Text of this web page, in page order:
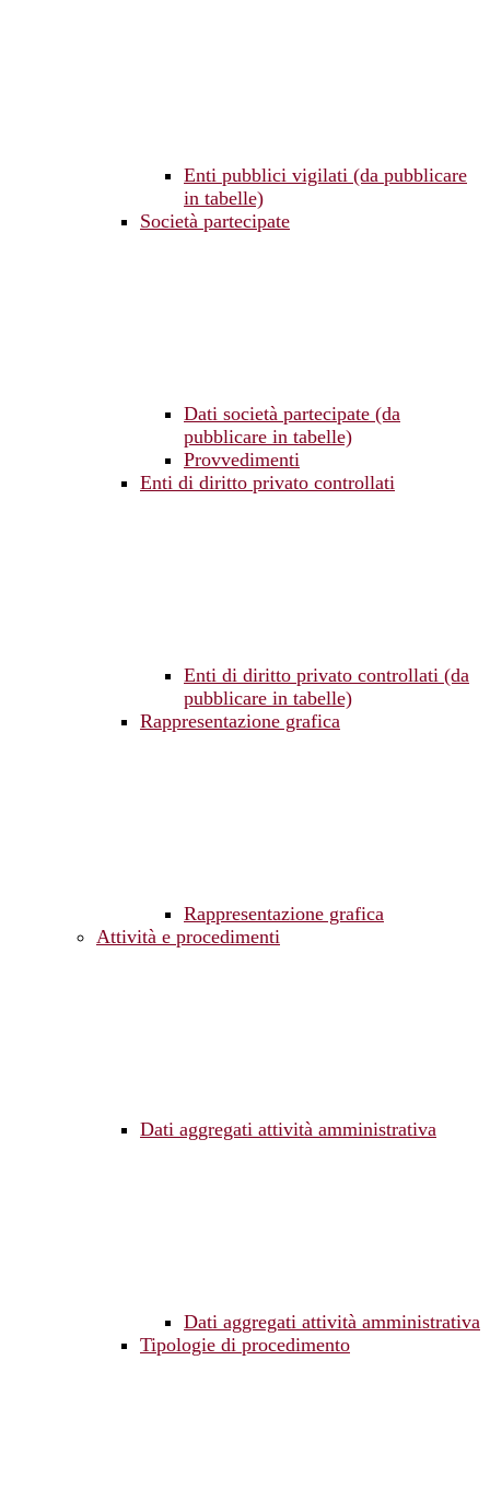
Enti pubblici vigilati (da pubblicare
in tabelle)
Società partecipate
Dati società partecipate (da
pubblicare in tabelle)
Provvedimenti
Enti di diritto privato controllati
Enti di diritto privato controllati (da
pubblicare in tabelle)
Rappresentazione grafica
Rappresentazione grafica
Attività e procedimenti
Dati aggregati attività amministrativa
Dati aggregati attività amministrativa
Tipologie di procedimento